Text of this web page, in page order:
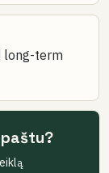
long-term